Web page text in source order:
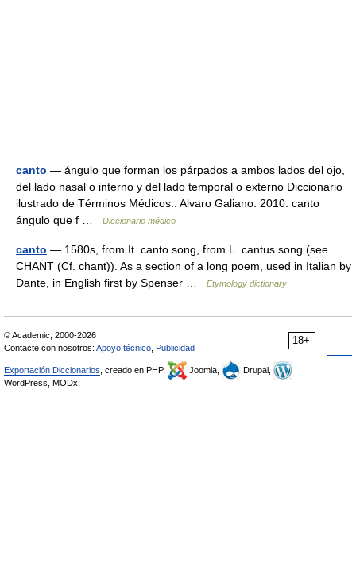
canto — ángulo que forman los párpados a ambos lados del ojo,
del lado nasal o interno y del lado temporal o externo Diccionario
ilustrado de Términos Médicos.. Alvaro Galiano. 2010. canto
ángulo que f …
Diccionario médico
canto — 1580s, from It. canto song, from L. cantus song (see
CHANT (Cf. chant)). As a section of a long poem, used in Italian by
Dante, in English first by Spenser …
Etymology dictionary
18+
© Academic, 2000-2026
Contacte con nosotros: Apoyo técnico Publicidad
Exportación Diccionarios , creado en PHP, Joomla,
Drupal,
WordPress, MODx.